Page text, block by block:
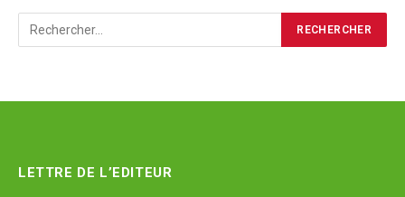
LETTRE DE L’EDITEUR